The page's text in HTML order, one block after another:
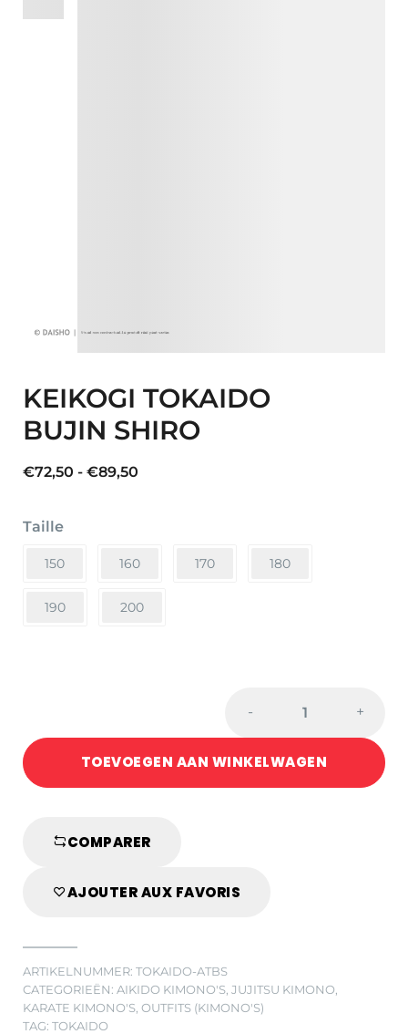
KEIKOGI TOKAIDO
BUJIN SHIRO
€72,50 - €89,50
Taille
150 160 170 180
190 200
BUJIN
SHIRO
quantity
- +
TOEVOEGEN AAN WINKELWAGEN
COMPARER
AJOUTER AUX FAVORIS
ARTIKELNUMMER: TOKAIDO-ATBS
CATEGORIEËN: AIKIDO KIMONO'S JUJITSU KIMONO
KARATE KIMONO'S OUTFITS (KIMONO'S)
TAG: TOKAIDO